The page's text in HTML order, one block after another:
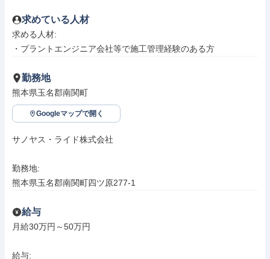
求めている人材
求める人材:
・プラントエンジニア会社等で施工管理経験のある方
勤務地
熊本県玉名郡南関町
Googleマップで開く
サノヤス・ライド株式会社
勤務地:
熊本県玉名郡南関町四ツ原277-1
給与
月給30万円～50万円
給与: